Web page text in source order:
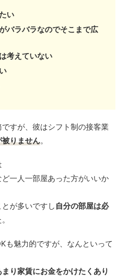
い
バラバラなのでそこまで広
考えていない
すが、彼はシフト制の接客業
りません。
一人一部屋あった方がいいか
が多いですし 自分の部屋は必
も魅力的ですが、なんといって
まり家賃にお金をかけたくあり